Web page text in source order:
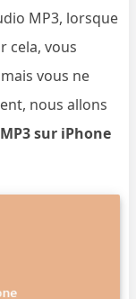
MP3, lorsque
cela, vous
vous ne
nous allons
sur iPhone